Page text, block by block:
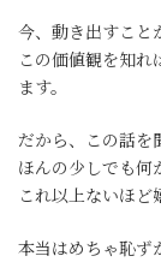
今、動き出すこと
この価値観を知
ます。
だから、この話を
ほんの少しでも何
これ以上ないほど
本当はめちゃ恥ず